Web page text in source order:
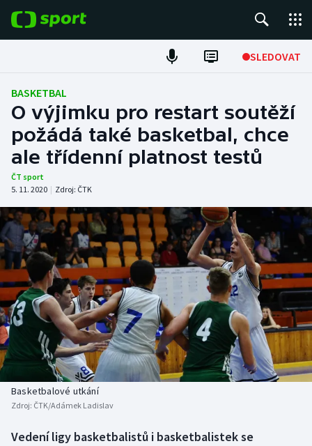
SLEDOVAT
Fotbal
Hokej
Tenis
Atletika
Cyklistika
DALŠÍ SPORTY
Americký fotbal
Baseball a softbal
Basketbal
Biatlon
NEPŘEHLÉDNĚTE
Soutěže
Historické návraty
Aplikace ČT sport
BASKETBAL
O výjimku pro restart soutěží
požádá také basketbal, chce
ale třídenní platnost testů
ČT sport
5. 11. 2020 | Zdroj: ČTK
Basketbalové utkání
Zdroj: ČTK/Adámek Ladislav
Vedení ligy basketbalistů i basketbalistek se